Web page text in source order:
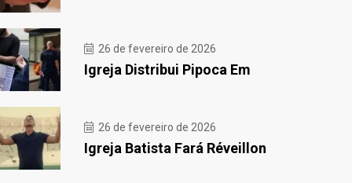
26 de fevereiro de 2026
Igreja Distribui Pipoca Em
26 de fevereiro de 2026
Igreja Batista Fará Réveillon